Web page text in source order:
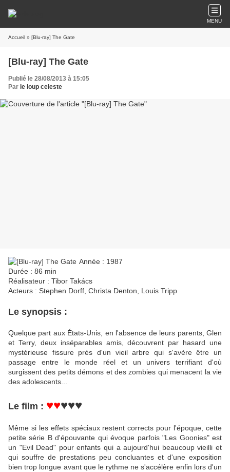
MENU
Accueil » [Blu-ray] The Gate
[Blu-ray] The Gate
Publié le 28/08/2013 à 15:05
Par le loup celeste
Année : 1987
Durée : 86 min
Réalisateur : Tibor Takács
Acteurs : Stephen Dorff, Christa Denton, Louis Tripp
Le synopsis :
Quelque part aux États-Unis, en l'absence de leurs parents, Glen
et Terry, deux inséparables amis, découvrent par hasard une
mystérieuse fissure près d'un vieil arbre qui s'avère être un
passage entre le monde réel et un univers terrifiant d'où
surgissent des petits démons et des zombies qui menacent la vie
des adolescents...
Le film : ♥♥♥♥♥
Même si les effets spéciaux restent corrects pour l'époque, cette
petite série B d'épouvante qui évoque parfois "Les Goonies" est
un "Evil Dead" pour enfants qui a aujourd'hui beaucoup vieilli et
qui souffre de prestations peu concluantes et d'une exposition
bien trop longue avant que le rythme ne s'accélère enfin lors d'un